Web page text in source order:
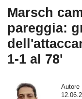
Marsch
pareggia:
1-1 al 78'
Autore